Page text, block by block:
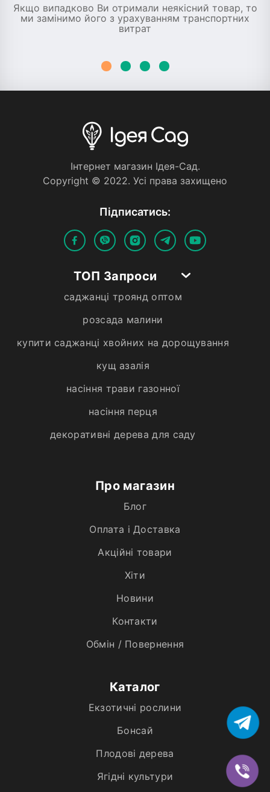
Якщо випадково Ви отримали неякісний товар, то
ми замінимо його з урахуванням транспортних
витрат
Iнтернет магазин Iдея-Сад.
Copyright © 2022. Усi права захищено
Пiдписатись:
ТОП Запроси
саджанці троянд оптом
розсада малини
купити саджанці хвойних на дорощування
кущ азалія
насіння трави газонної
насіння перця
декоративні дерева для саду
Про магазин
Блог
Оплата і Доставка
Акційні товари
Хiти
Новини
Контакти
Обмін / Повернення
Каталог
Екзотичні рослини
Бонсай
Плодові дерева
Ягідні культури